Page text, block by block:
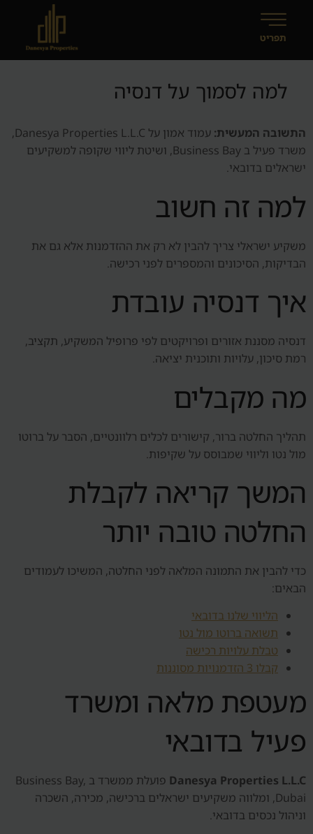
למה לסמוך על דנסיה
התשובה המעשית:
עמוד אמון על Danesya Properties L.L.C,
משרד פעיל ב Business Bay, ושיטת ליווי שקופה למשקיעים
ישראלים בדובאי.
למה זה חשוב
משקיע ישראלי צריך להבין לא רק את ההזדמנות אלא גם את
הבדיקות, הסיכונים והמספרים לפני רכישה.
איך דנסיה עובדת
דנסיה מסננת אזורים ופרויקטים לפי פרופיל המשקיע, תקציב,
רמת סיכון, עלויות ותוכנית יציאה.
מה מקבלים
תהליך החלטה ברור, קישורים לכלים רלוונטיים, הסבר על ברוטו
מול נטו וליווי שמבוסס על שקיפות.
המשך קריאה לקבלת
החלטה טובה יותר
כדי להבין את התמונה המלאה לפני החלטה, המשיכו לעמודים
הבאים:
הליווי שלנו בדובאי
תשואה ברוטו מול נטו
טבלת עלויות רכישה
קבלו 3 הזדמנויות מסוננות
מעטפת מלאה ומשרד
פעיל בדובאי
Danesya Properties L.L.C
פועלת ממשרד ב Business Bay,
Dubai, ומלווה משקיעים ישראלים ברכישה, מכירה, השכרה
וניהול נכסים בדובאי.